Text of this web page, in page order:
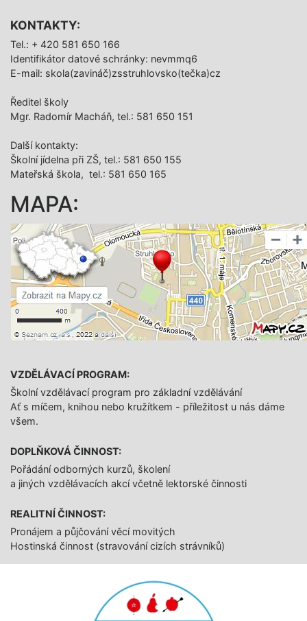
KONTAKTY:
Tel.: + 420 581 650 166
Identifikátor datové schránky: nevmmq6
E-mail: skola(zavináč)zsstruhlovsko(tečka)cz
Ředitel školy
Mgr. Radomír Macháň, tel.: 581 650 151
Další­ kontakty:
Školní jídelna při ZŠ, tel.: 581 650 155
Mateřská škola, tel.: 581 650 165
MAPA:
VZDĚLÁVACÍ PROGRAM:
Školní vzdělávací program pro základní vzdělávání
Ať s míčem, knihou nebo kružítkem - příležitost u nás dáme
všem.
DOPLŇKOVÁ ČINNOST:
Pořádání odborných kurzů, školení
a jiných vzdělávacích akcí včetně lektorské činnosti
REALITNÍ ČINNOST:
Pronájem a půjčování věcí movitých
Hostinská činnost (stravování cizích strávníků)